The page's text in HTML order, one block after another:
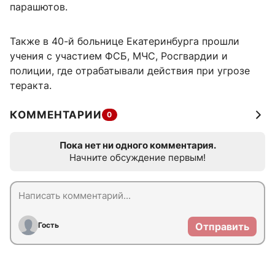
парашютов.
Также в 40-й больнице Екатеринбурга прошли
учения с участием ФСБ, МЧС, Росгвардии и
полиции, где отрабатывали действия при угрозе
теракта.
КОММЕНТАРИИ 0
Пока нет ни одного комментария.
Начните обсуждение первым!
Гость Отправить